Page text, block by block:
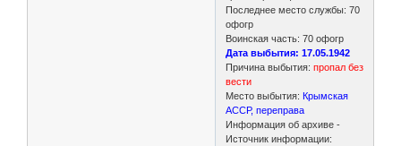
Последнее место службы: 70
офогр
Воинская часть: 70 офогр
Дата выбытия: 17.05.1942
Причина выбытия:пропал без
вести
Место выбытия: Крымская
АССР, переправа
Информация об архиве -
Источник информации: